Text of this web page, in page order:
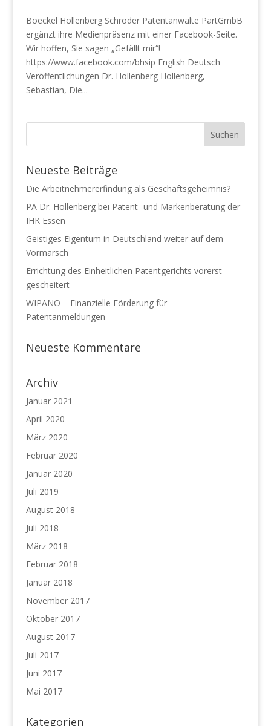
Boeckel Hollenberg Schröder Patentanwälte PartGmbB
ergänzt ihre Medienpräsenz mit einer Facebook-Seite.
Wir hoffen, Sie sagen „Gefällt mir“!
https://www.facebook.com/bhsip English Deutsch
Veröffentlichungen Dr. Hollenberg Hollenberg,
Sebastian, Die...
Neueste Beiträge
Die Arbeitnehmererfindung als Geschäftsgeheimnis?
PA Dr. Hollenberg bei Patent- und Markenberatung der
IHK Essen
Geistiges Eigentum in Deutschland weiter auf dem
Vormarsch
Errichtung des Einheitlichen Patentgerichts vorerst
gescheitert
WIPANO – Finanzielle Förderung für
Patentanmeldungen
Neueste Kommentare
Archiv
Januar 2021
April 2020
März 2020
Februar 2020
Januar 2020
Juli 2019
August 2018
Juli 2018
März 2018
Februar 2018
Januar 2018
November 2017
Oktober 2017
August 2017
Juli 2017
Juni 2017
Mai 2017
Kategorien